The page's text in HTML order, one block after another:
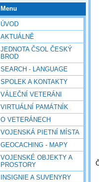
Menu
ÚVOD
AKTUÁLNĚ
JEDNOTA ČSOL ČESKÝ
BROD
SEARCH - LANGUAGE
SPOLEK A KONTAKTY
VÁLEČNÍ VETERÁNI
VIRTUÁLNÍ PAMÁTNÍK
O VETERÁNECH
VOJENSKÁ PIETNÍ MÍSTA
GEOCACHING - MAPY
VOJENSKÉ OBJEKTY A
PROSTORY
INSIGNIE A SUVENYRY